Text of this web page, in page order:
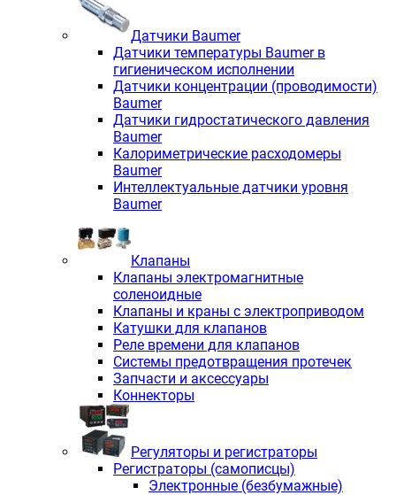
Датчики Baumer
Датчики температуры Baumer в
гигиеническом исполнении
Датчики концентрации (проводимости)
Baumer
Датчики гидростатического давления
Baumer
Калориметрические расходомеры
Baumer
Интеллектуальные датчики уровня
Baumer
Клапаны
Клапаны электромагнитные
соленоидные
Клапаны и краны с электроприводом
Катушки для клапанов
Реле времени для клапанов
Системы предотвращения протечек
Запчасти и аксессуары
Коннекторы
Регуляторы и регистраторы
Регистраторы (самописцы)
Электронные (безбумажные)